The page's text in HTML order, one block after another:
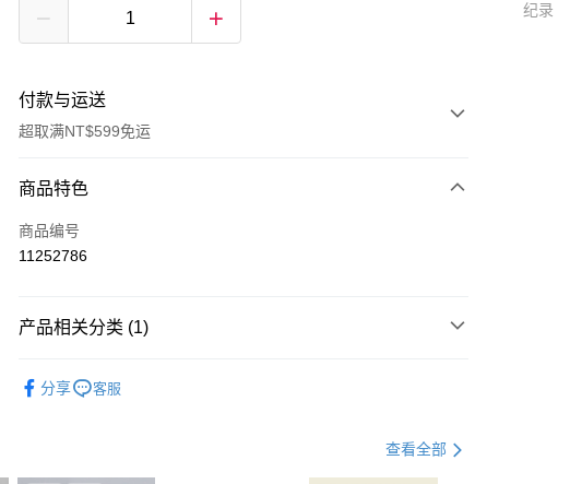
付款与运送
超取满NT$599免运
付款方式
信用卡一次付款
街口支付
商品特色
商品编号
11252786
产品相关分类 (1)
分享
客服
查看全部
纪录